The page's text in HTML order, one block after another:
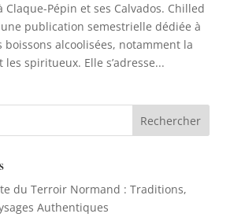
Claque-Pépin et ses Calvados. Chilled
publication semestrielle dédiée à
boissons alcoolisées, notamment la
spiritueux. Elle s’adresse...
du Terroir Normand : Traditions,
Authentiques